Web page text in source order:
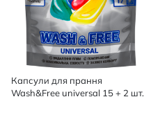
Капсули для прання
Wash&Free universal 15 + 2 шт.